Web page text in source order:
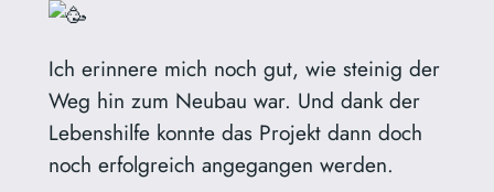
Ich erinnere mich noch gut, wie steinig der
Weg hin zum Neubau war. Und dank der
Lebenshilfe konnte das Projekt dann doch
noch erfolgreich angegangen werden.